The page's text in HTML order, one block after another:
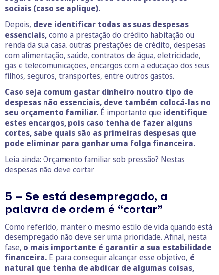
sociais (caso se aplique).
Depois, deve identificar todas as suas despesas
essenciais,como a prestação do crédito habitação ou
renda da sua casa, outras prestações de crédito, despesas
com alimentação, saúde, contratos de água, eletricidade,
gás e telecomunicações, encargos com a educação dos seus
filhos, seguros, transportes, entre outros gastos.
Caso seja comum gastar dinheiro noutro tipo de
despesas não essenciais, deve também colocá-las no
seu orçamento familiar. É importante que identifique
estes encargos, pois caso tenha de fazer alguns
cortes, sabe quais são as primeiras despesas que
pode eliminar para ganhar uma folga financeira.
Leia ainda: Orçamento familiar sob pressão? Nestas
despesas não deve cortar
5 – Se está desempregado, a
palavra de ordem é “cortar”
Como referido, manter o mesmo estilo de vida quando está
desempregado não deve ser uma prioridade. Afinal, nesta
fase, o mais importante é garantir a sua estabilidade
financeira. E para conseguir alcançar esse objetivo, é
natural que tenha de abdicar de algumas coisas,